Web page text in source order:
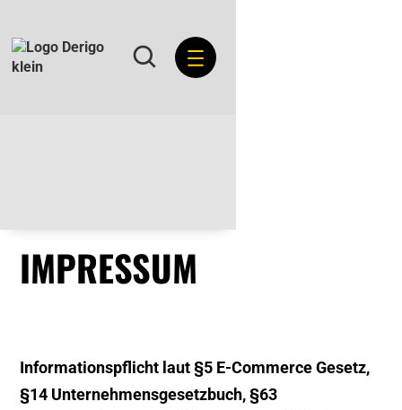
IMPRESSUM
Informationspflicht laut §5 E-Commerce Gesetz,
§14 Unternehmensgesetzbuch, §63